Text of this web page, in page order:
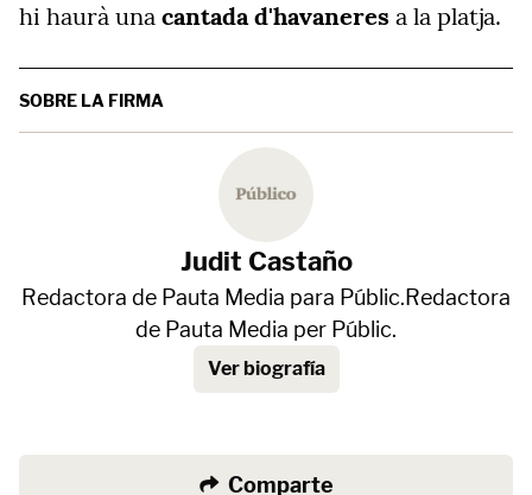
hi haurà una cantada d'havaneres a la platja.
SOBRE LA FIRMA
Judit Castaño
Redactora de Pauta Media para Públic.Redactora
de Pauta Media per Públic.
Ver biografía
Comparte